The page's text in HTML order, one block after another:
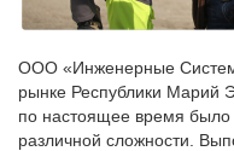
ООО «Инженерные
рынке Республики Марий
по настоящее время было
различной сложности.